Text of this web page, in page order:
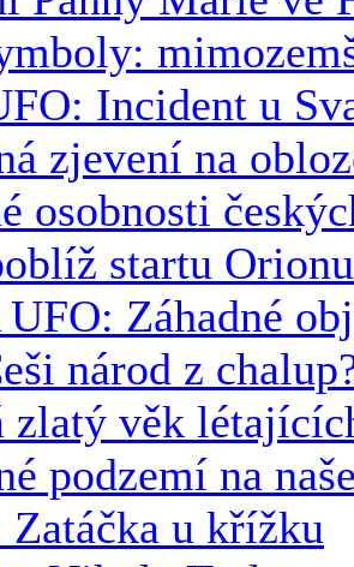
Incident u
zjevení na
osobnosti
startu Orionu
Záhadné
národ z
zlatý věk
podzemí na
u křížku